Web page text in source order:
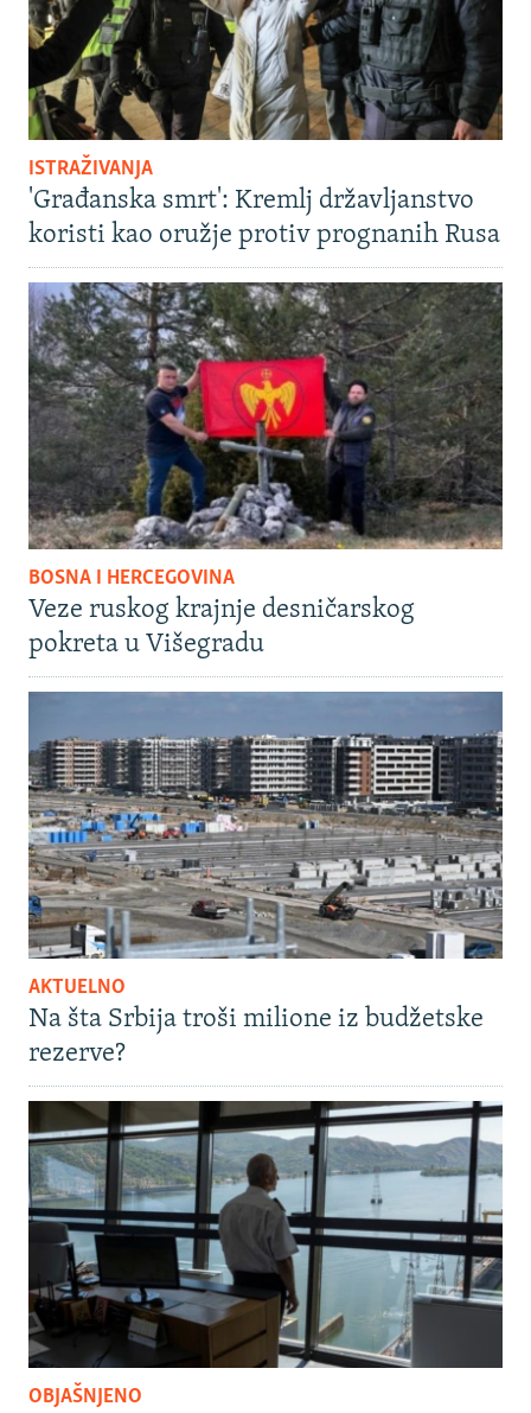
ISTRAŽIVANJA
'Građanska smrt': Kremlj državljanstvo
koristi kao oružje protiv prognanih Rusa
BOSNA I HERCEGOVINA
Veze ruskog krajnje desničarskog
pokreta u Višegradu
AKTUELNO
Na šta Srbija troši milione iz budžetske
rezerve?
OBJAŠNJENO